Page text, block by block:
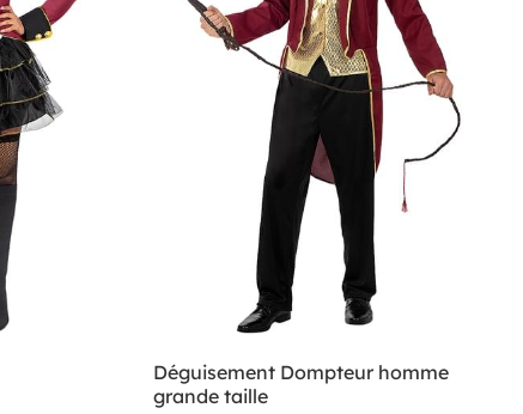
Déguisement Dompteur homme
grande taille